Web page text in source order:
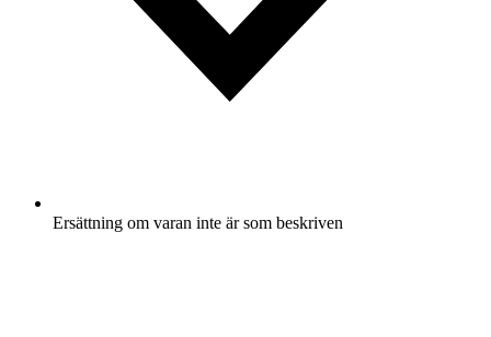
Ersättning om varan inte är som beskriven